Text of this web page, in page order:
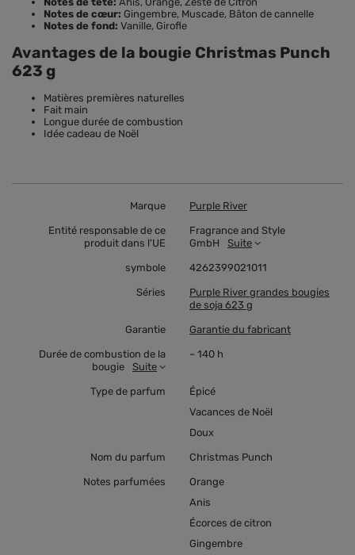
Notes de cœur: Gingembre, Muscade, Bâton de cannelle
Notes de fond: Vanille, Girofle
Avantages de la bougie Christmas Punch
623 g
Matières premières naturelles
Fait main
Longue durée de combustion
Idée cadeau de Noël
Marque Purple River
Entité responsable de ce
produit dans l'UE
Fragrance and Style
GmbH
Suite
symbole 4262399021011
Séries
Purple River grandes bougies
de soja 623 g
Garantie Garantie du fabricant
Durée de combustion de la
bougie
Suite
~ 140 h
Type de parfum
Épicé
Vacances de Noël
Doux
Nom du parfum Christmas Punch
Notes parfumées
Orange
Anis
Écorces de citron
Gingembre